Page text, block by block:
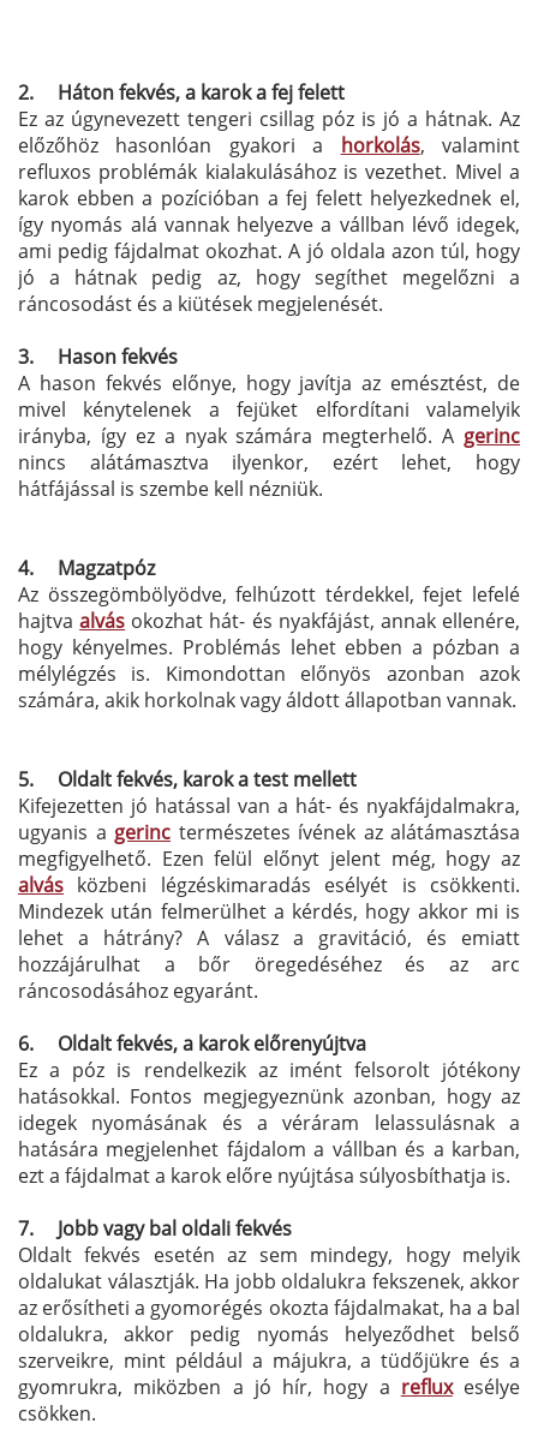
2. Háton fekvés, a karok a fej felett
Ez az úgynevezett tengeri csillag póz is jó a hátnak. Az
előzőhöz hasonlóan gyakori a horkolás, valamint
refluxos problémák kialakulásához is vezethet. Mivel a
karok ebben a pozícióban a fej felett helyezkednek el,
így nyomás alá vannak helyezve a vállban lévő idegek,
ami pedig fájdalmat okozhat. A jó oldala azon túl, hogy
jó a hátnak pedig az, hogy segíthet megelőzni a
ráncosodást és a kiütések megjelenését.
3. Hason fekvés
A hason fekvés előnye, hogy javítja az emésztést, de
mivel kénytelenek a fejüket elfordítani valamelyik
irányba, így ez a nyak számára megterhelő. A gerinc
nincs alátámasztva ilyenkor, ezért lehet, hogy
hátfájással is szembe kell nézniük.
4. Magzatpóz
Az összegömbölyödve, felhúzott térdekkel, fejet lefelé
hajtvaalvás okozhat hát- és nyakfájást, annak ellenére,
hogy kényelmes. Problémás lehet ebben a pózban a
mélylégzés is. Kimondottan előnyös azonban azok
számára, akik horkolnak vagy áldott állapotban vannak.
5. Oldalt fekvés, karok a test mellett
Kifejezetten jó hatással van a hát- és nyakfájdalmakra,
ugyanis a gerinc természetes ívének az alátámasztása
megfigyelhető. Ezen felül előnyt jelent még, hogy az
alvás közbeni légzéskimaradás esélyét is csökkenti.
Mindezek után felmerülhet a kérdés, hogy akkor mi is
lehet a hátrány? A válasz a gravitáció, és emiatt
hozzájárulhat a bőr öregedéséhez és az arc
ráncosodásához egyaránt.
6. Oldalt fekvés, a karok előrenyújtva
Ez a póz is rendelkezik az imént felsorolt jótékony
hatásokkal. Fontos megjegyeznünk azonban, hogy az
idegek nyomásának és a véráram lelassulásnak a
hatására megjelenhet fájdalom a vállban és a karban,
ezt a fájdalmat a karok előre nyújtása súlyosbíthatja is.
7. Jobb vagy bal oldali fekvés
Oldalt fekvés esetén az sem mindegy, hogy melyik
oldalukat választják. Ha jobb oldalukra fekszenek, akkor
az erősítheti a gyomorégés okozta fájdalmakat, ha a bal
oldalukra, akkor pedig nyomás helyeződhet belső
szerveikre, mint például a májukra, a tüdőjükre és a
gyomrukra, miközben a jó hír, hogy a refluxesélye
csökken.